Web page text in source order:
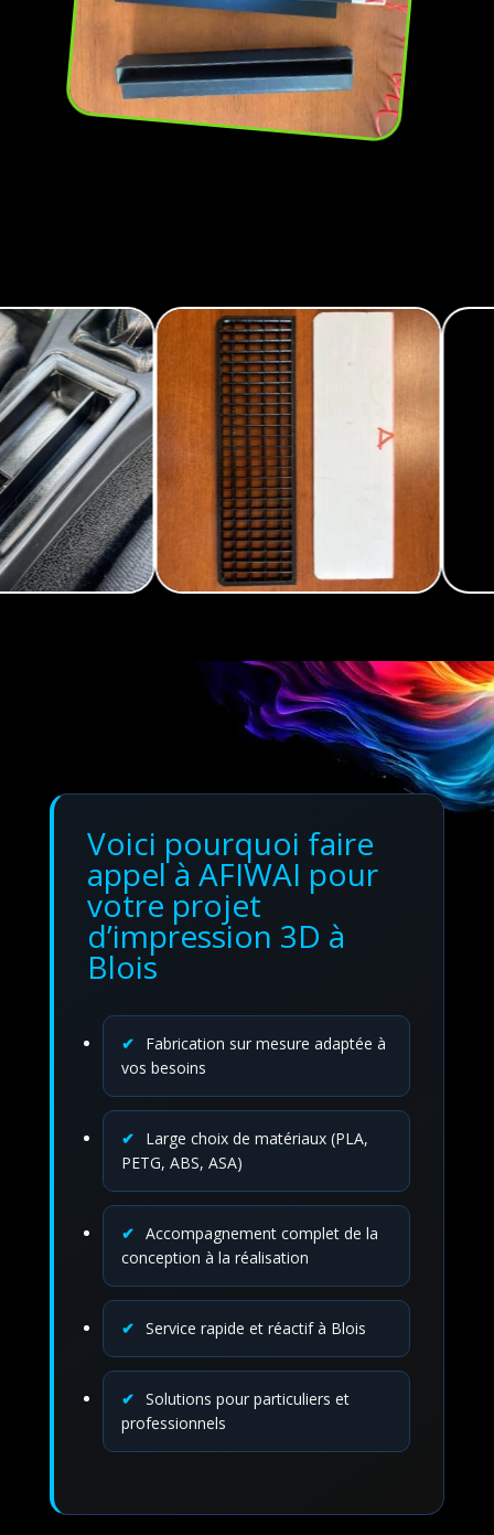
Voici pourquoi faire
appel à AFIWAI pour
votre projet
d’impression 3D à
Blois
Fabrication sur mesure adaptée à
vos besoins
Large choix de matériaux (PLA,
PETG, ABS, ASA)
Accompagnement complet de la
conception à la réalisation
Service rapide et réactif à Blois
Solutions pour particuliers et
professionnels